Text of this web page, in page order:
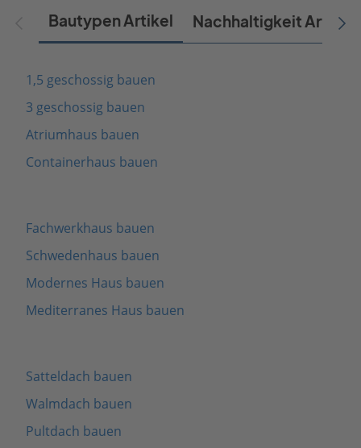
Bautypen Artikel Nachhaltigkeit Artikel
1,5 geschossig bauen
3 geschossig bauen
Atriumhaus bauen
Containerhaus bauen
Fachwerkhaus bauen
Schwedenhaus bauen
Modernes Haus bauen
Mediterranes Haus bauen
Satteldach bauen
Walmdach bauen
Pultdach bauen